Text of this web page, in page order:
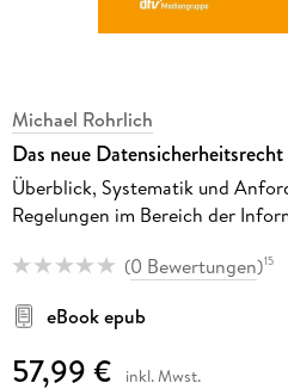
Michael Rohrlich
Das neue Datensicherheitsrecht
Überblick, Systematik und
Regelungen im Bereich der
(0 Bewertungen)15
eBook epub
57,99 € inkl. Mwst.